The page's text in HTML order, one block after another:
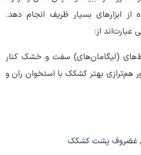
از ابزارهای بسیار ظریف انجام دهد.
عبارت‌اند از:
(لیگامان‌های) سفت و خشک کنار
بهتر کشکک با استخوان ران و
غضروف پشت کشکک